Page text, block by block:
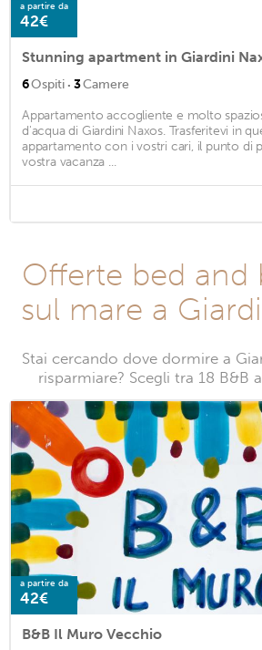
a partire da
42€
6Ospiti · 3Camere
Appartamento accogliente e molto
d'acqua di Giardini Naxos. Trasferitevi in
appartamento con i vostri cari, il punto di
vostra vacanza ...
Offerte bed and
sul mare a
Stai cercando dove dormire a
risparmiare? Scegli tra 18 B&B
a partire da
42€
B&B Il Muro Vecchio